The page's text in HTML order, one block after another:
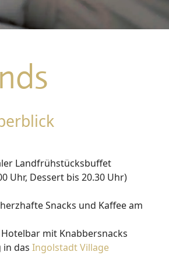
Online buchen & bis zu 25%
Landfrühstücksbuffet
Uhr, Dessert bis 20.30 Uhr)
Snacks und Kaffee am
mit Knabbersnacks
in das Ingolstadt Village